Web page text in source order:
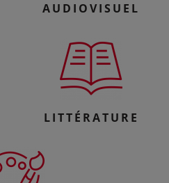
AUDIOVISUEL
LITTÉRATURE